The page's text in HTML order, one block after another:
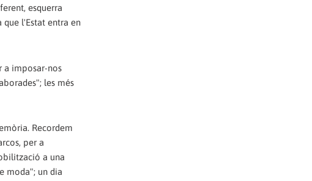
esquerra
l'Estat entra en
a imposar-nos
les més
Recordem
per a
a una
moda"; un dia